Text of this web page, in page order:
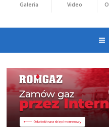
Galeria Video